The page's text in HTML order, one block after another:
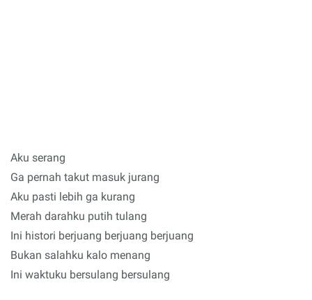
Aku serang
Ga pernah takut masuk jurang
Aku pasti lebih ga kurang
Merah darahku putih tulang
Ini histori berjuang berjuang berjuang
Bukan salahku kalo menang
Ini waktuku bersulang bersulang